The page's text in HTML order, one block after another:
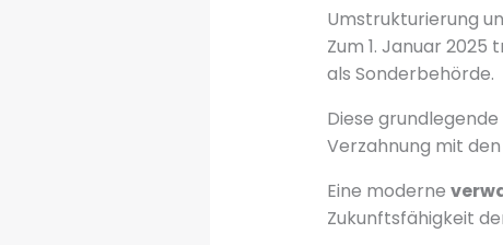
Umstrukturierung
Zum 1. Januar
als Sonderbehörde.
Diese
Verzahnung mit
Eine moderne
Zukunftsfähigkeit